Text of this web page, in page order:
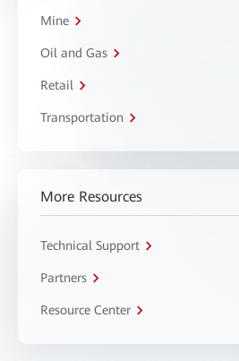
Mine
Oil and Gas
Retail
Transportation
More Resources
Technical Support
Partners
Resource Center